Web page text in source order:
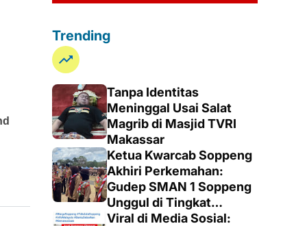
Trending
Tanpa Identitas
Meninggal Usai Salat
Magrib di Masjid TVRI
Makassar
Ketua Kwarcab Soppeng
Akhiri Perkemahan:
Gudep SMAN 1 Soppeng
Unggul di Tingkat
Penegak
Viral di Media Sosial: